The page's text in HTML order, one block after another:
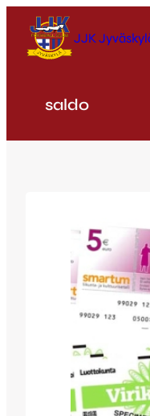
sisältöön
JJK
saldo